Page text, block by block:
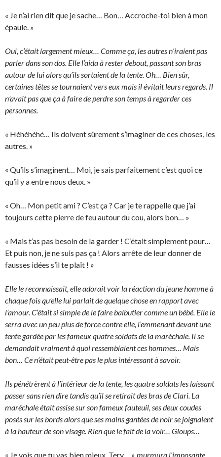
« Je n’ai rien dit que je sache… Bon… Accroche-toi bien à mon
épaule. »
Oui, c’était largement mieux… Comme ça, les autres n’iraient pas
parler dans son dos. Elle l’aida à rester debout, passant son bras
autour de lui alors qu’ils sortaient de la tente.Oh… Bien sûr,
certaines têtes se tournaient vers eux mais il évitait leurs regards. Il
n’avait pas que ça à faire de perdre son temps à regarder ces
personnes.
« Héhéhéhé… Ils doivent sûrement s’imaginer de ces choses, les
autres. »
« Qu’ils s’imaginent… Moi, je sais parfaitement c’est quoi ce
qu’il y a entre nous deux. »
« Oh… Mon petit ami ? C’est ça ? Car je te rappelle que j’ai
toujours cette pierre de feu autour du cou, alors bon… »
« Mais t’as pas besoin de la garder ! C’était simplement pour…
Et puis non, je ne suis pas ça ! Alors arrête de leur donner de
fausses idées s’il te plaît ! »
Elle le reconnaissait, elle adorait voir la réaction du jeune homme à
chaque fois qu’elle lui parlait de quelque chose en rapport avec
l’amour. C’était si simple de le faire balbutier comme un bébé. Elle le
serra avec un peu plus de force contre elle, l’emmenant devant une
tente gardée par les fameux quatre soldats de la maréchale. Il se
demandait vraiment à quoi ressemblaient ces hommes… Mais
bon… Ce n’était peut-être pas le plus intéressant à savoir.
Ils pénétrèrent à l’intérieur de la tente, les quatre soldats les laissant
passer sans rien dire tandis qu’il se retirait des bras de Clari. La
maréchale était assise sur son fameux fauteuil, ses deux coudes
posés sur les bords alors que ses mains gantées de noir se joignaient
à la hauteur de son visage. Rien que le fait de la voir… Gloups…
« Je vois que tu vas bien mieux, Tery… » murmura l’imposante